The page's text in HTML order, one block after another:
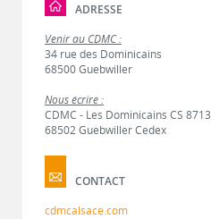
ADRESSE
Venir au CDMC :
34 rue des Dominicains
68500 Guebwiller
Nous écrire :
CDMC - Les Dominicains CS 8713
68502 Guebwiller Cedex
CONTACT
cdmcalsace.com